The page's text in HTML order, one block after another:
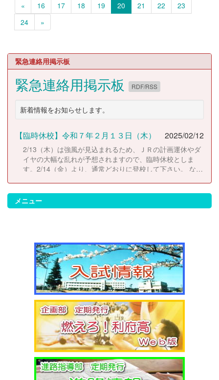
« 16 17 18 19 20 21 22
23
24
»
緊急連絡用掲示板
緊急連絡用掲示板 RDF/RSS
新着情報をお知らせします。
【臨時休校】令和７年２月１３日（木） 2025/02/12
2/13（木）は強風が見込まれるため、ＪＲの計画運休やダ
イヤの大幅な乱れが予想されますので、臨時休校としま
す。2/14（金）より、通常どおりに登校して下さい。 な
2/18（火）考査４日目
メニュー